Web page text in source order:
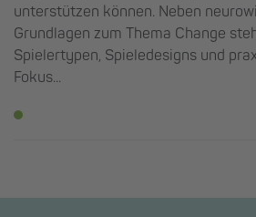
unterstützen können. Neben
Grundlagen zum Thema Change
Spielertypen, Spieledesigns und
Fokus...